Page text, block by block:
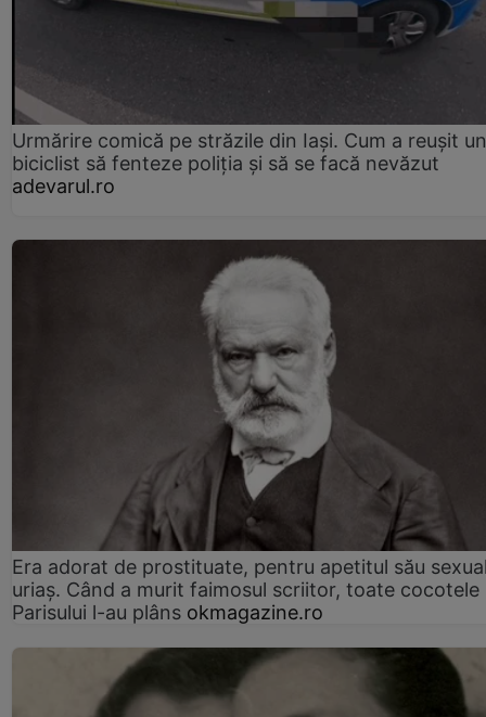
Urmărire comică pe străzile din Iași. Cum a reușit un
biciclist să fenteze poliția și să se facă nevăzut
adevarul.ro
Era adorat de prostituate, pentru apetitul său
uriaș. Când a murit faimosul scriitor, toate cocotele
Parisului l-au plâns okmagazine.ro